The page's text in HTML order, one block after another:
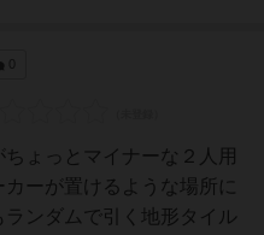
ちょっとマイナーな２人用
ーが置けるような場所に
ンダムで引く地形タイル